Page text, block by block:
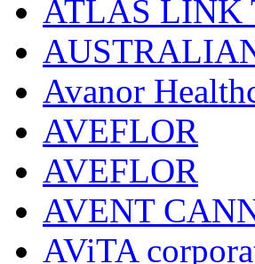
ATLAS LINK
Avanor
AVEFLOR
AVEFLOR
AVENT
AViTA